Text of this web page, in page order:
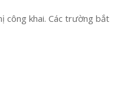
công khai. Các trường bắt